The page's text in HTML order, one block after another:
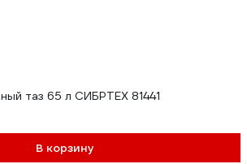
таз 65 л СИБРТЕХ 81441
В корзину